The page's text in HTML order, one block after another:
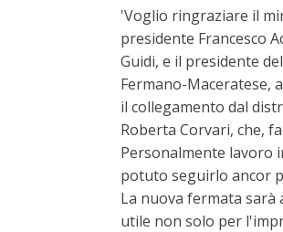
'Voglio ringraziare il
presidente Francesco
Guidi, e il presidente
Fermano-Maceratese,
il collegamento dal
Roberta Corvari, che,
Personalmente lavoro
potuto seguirlo ancor
La nuova fermata
utile non solo per